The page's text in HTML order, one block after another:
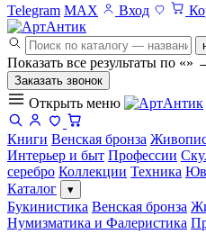
Telegram MAX Вход
Показать все результаты по «»
Заказать звонок
Открыть меню
Книги Венская бронза
Интерьер и быт Профессии
серебро Коллекции Техника
Каталог
▾
Букинистика Венская бронза
Нумизматика и Фалеристика